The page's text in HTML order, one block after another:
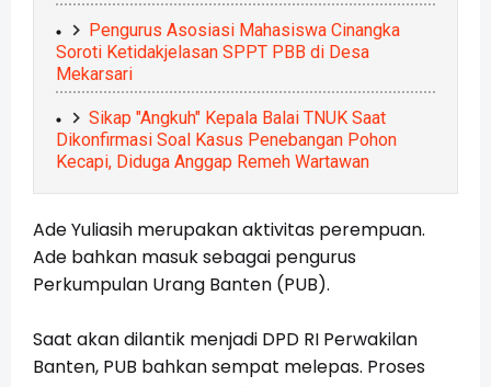
Pengurus Asosiasi Mahasiswa Cinangka
Soroti Ketidakjelasan SPPT PBB di Desa
Mekarsari
Sikap "Angkuh" Kepala Balai TNUK Saat
Dikonfirmasi Soal Kasus Penebangan Pohon
Kecapi, Diduga Anggap Remeh Wartawan
Ade Yuliasih merupakan aktivitas perempuan.
Ade bahkan masuk sebagai pengurus
Perkumpulan Urang Banten (PUB).
Saat akan dilantik menjadi DPD RI Perwakilan
Banten, PUB bahkan sempat melepas. Proses